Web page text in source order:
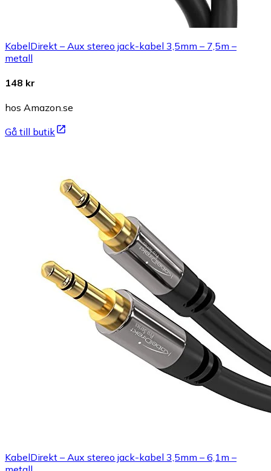
KabelDirekt – Aux stereo jack-kabel 3,5mm – 7,5m –
metall
148 kr
hos Amazon.se
Gå till butik
KabelDirekt – Aux stereo jack-kabel 3,5mm – 6,1m –